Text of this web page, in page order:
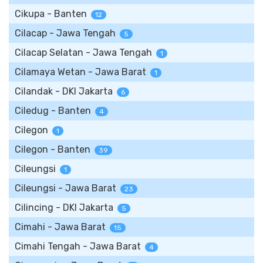
Cikupa - Banten 12
Cilacap - Jawa Tengah 5
Cilacap Selatan - Jawa Tengah 1
Cilamaya Wetan - Jawa Barat 1
Cilandak - DKI Jakarta 6
Ciledug - Banten 4
Cilegon 1
Cilegon - Banten 39
Cileungsi 1
Cileungsi - Jawa Barat 23
Cilincing - DKI Jakarta 5
Cimahi - Jawa Barat 15
Cimahi Tengah - Jawa Barat 4